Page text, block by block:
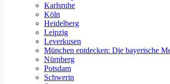
Karlsruhe
Köln
Heidelberg
Leipzig
Leverkusen
München entdecken: Die bayerische
Nürnberg
Potsdam
Schwerin